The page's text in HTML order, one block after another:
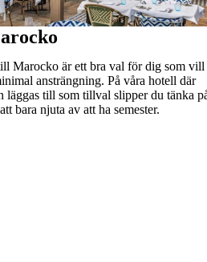
Marocko är ett bra val för dig som vill
ansträngning. På våra hotell där
till som tillval slipper du tänka
bara njuta av att ha semester.